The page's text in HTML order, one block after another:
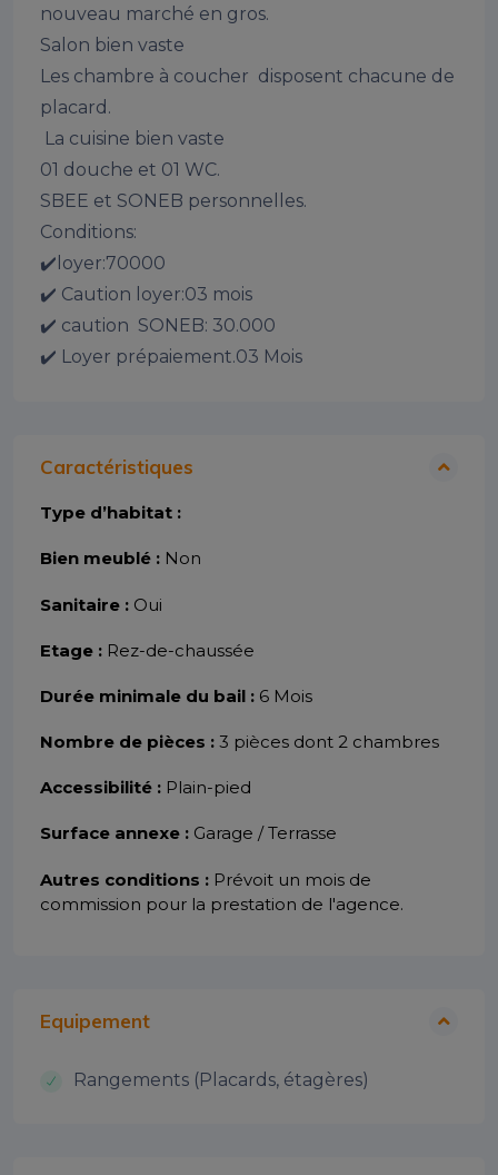
nouveau marché en gros.
Salon bien vaste
Les chambre à coucher  disposent chacune de
placard.
01 douche et 01 WC.
SBEE et SONEB personnelles.
Conditions:
✔️loyer:70000
✔️ Caution loyer:03 mois
✔️ caution  SONEB: 30.000
✔️ Loyer prépaiement.03 Mois
Caractéristiques
Type d’habitat :
Bien meublé : Non
Sanitaire : Oui
Etage : Rez-de-chaussée
Durée minimale du bail : 6 Mois
Nombre de pièces : 3 pièces dont 2 chambres
Accessibilité : Plain-pied
Surface annexe : Garage / Terrasse
Autres conditions : Prévoit un mois de
commission pour la prestation de l'agence.
Equipement
Rangements (Placards, étagères)